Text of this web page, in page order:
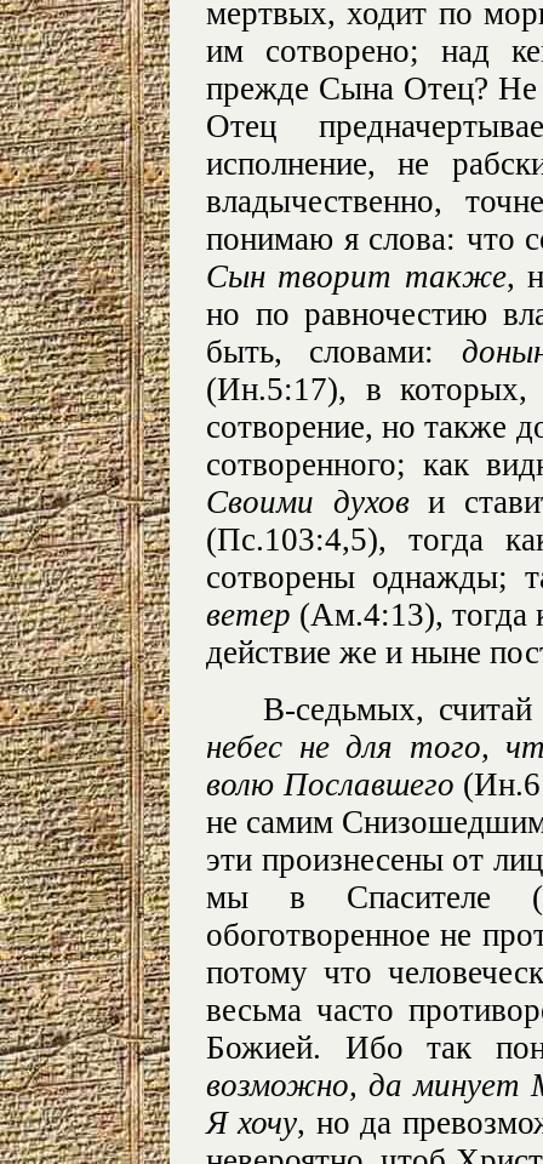
мертвых, ходит по
им сотворено; над
прежде Сына Отец? Не
Отец
исполнение, не
владычественно,
понимаю я слова: что
Сын творит также,
но по равночестию
быть, словами:
(Ин.5:17), в которых,
сотворение, но также
сотворенного; как
Своими духови
(Пс.103:4,5), тогда
сотворены однажды;
ветер (Ам.4:13), тогда
действие же и ныне
В-седьмых,
небес не для того,
волю Пославшего
не самим
эти произнесены от
мы в Спасителе
обоготворенное не
потому что
весьма часто
Божией. Ибо так
возможно, да минует
Я хочу, но да